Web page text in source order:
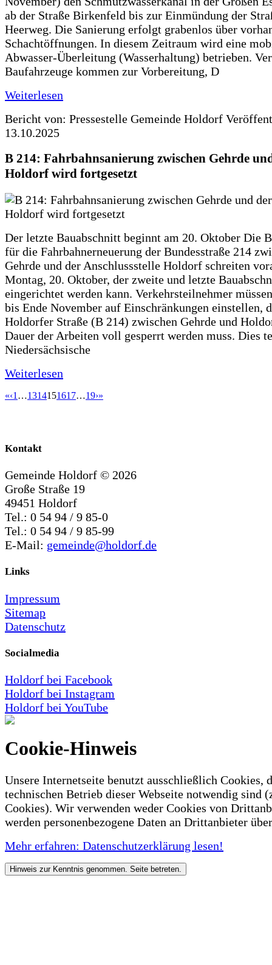
ab der Straße Birkenfeld bis zur Einmündung der
Heerweg. Die Sanierung erfolgt grabenlos über
Schachtöffnungen. In diesem Zeitraum wird eine
Abwasser-Überleitung (Wasserhaltung) betrieben.
Baufahrzeuge kommen zur Vorbereitung, D
Weiterlesen
Bericht von: Pressestelle Gemeinde Holdorf
13.10.2025
B 214: Fahrbahnsanierung zwischen Gehrde
Holdorf wird fortgesetzt
Der letzte Bauabschnitt beginnt am 20. Oktober Die
für die Fahrbahnerneuerung der Bundesstraße 214
Gehrde und der Anschlussstelle Holdorf schreiten
Montag, 20. Oktober, der zweite und letzte
eingerichtet werden kann. Verkehrsteilnehmer
bis Ende November auf Einschränkungen einstellen,
Holdorfer Straße (B 214) zwischen Gehrde und
Dauer der Arbeiten voll gesperrt werden muss. Dies
Niedersächsische
Weiterlesen
«‹1 …1314151617…19›»
Kontakt
Gemeinde Holdorf © 2026
Große Straße 19
49451 Holdorf
Tel.: 0 54 94 / 9 85-0
Tel.: 0 54 94 / 9 85-99
E-Mail: gemeinde@holdorf.de
Links
Impressum
Sitemap
Datenschutz
Socialmedia
Holdorf bei Facebook
Holdorf bei Instagram
Holdorf bei YouTube
Cookie-Hinweis
Unsere Internetseite benutzt ausschließlich Cookies,
technischen Betrieb dieser Webseite notwendig sind
Cookies). Wir verwenden weder Cookies von
werden personenbezogene Daten an Drittanbieter
Mehr erfahren: Datenschutzerklärung lesen!
Hinweis zur Kenntnis genommen. Seite betreten.